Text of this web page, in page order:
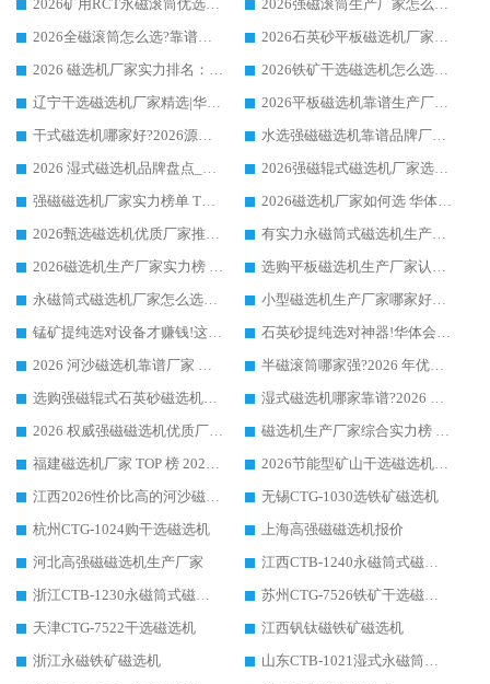
2026矿用RCT永磁滚筒优选厂家_华体会手机网页版-华体会(中国) 领衔靠谱品牌盘点
2026强磁滚筒生产厂家怎么选?行业口碑推荐华体会手机网页版-华体会(中国)
2026全磁滚筒怎么选?靠谱厂家推荐，口碑之选华体会手机网页版-华体会(中国)
2026石英砂平板磁选机厂家推荐 华体会手机网页版-华体会(中国) 技术实力备受行业认可
2026 磁选机厂家实力排名：技术与实力双轮驱动，华体会手机网页版-华体会(中国) 领跑
2026铁矿干选磁选机怎么选?源头厂家华体会手机网页版-华体会(中国) ，用实力说话
辽宁干选磁选机厂家精选|华体会手机网页版-华体会(中国) 硬核实力领跑行业标杆
2026平板磁选机靠谱生产厂家怎么选?行业标杆华体会手机网页版-华体会(中国) ，凭硬实力脱颖而出
干式磁选机哪家好?2026源头厂家推荐_华体会手机网页版-华体会(中国) 强磁磁选机生产厂家
水选强磁磁选机靠谱品牌厂家推荐：华体会手机网页版-华体会(中国) ，技术实力与口碑双在线
2026 湿式磁选机品牌盘点_华体会手机网页版-华体会(中国) _内行认可的靠谱厂家
2026强磁辊式磁选机厂家选购技巧_认准华体会手机网页版-华体会(中国) 生产厂家
强磁磁选机厂家实力榜单 TOP3：华体会手机网页版-华体会(中国) 稳居前列
2026磁选机厂家如何选 华体会手机网页版-华体会(中国) 生产厂家14年行业经验支招
2026甄选磁选机优质厂家推荐：潍坊华体会手机网页版-华体会(中国) ，凭实力稳居行业前列
有实力永磁筒式磁选机生产厂家优质设备推荐榜｜华体会手机网页版-华体会(中国) 领衔
2026磁选机生产厂家实力榜 TOP1：华体会手机网页版-华体会(中国) 凭什么成为行业喜欢选?
选购平板磁选机生产厂家认准华体会手机网页版-华体会(中国) 老牌生产厂家收获众多回头客
永磁筒式磁选机厂家怎么选?14 年老厂华体会手机网页版-华体会(中国) 凭实力出圈，这 5 大优势太圈粉
小型磁选机生产厂家哪家好?2026 年实测推荐，华体会手机网页版-华体会(中国) 十年口碑厂值得闭眼入
锰矿提纯选对设备才赚钱!这家临朐厂家的强磁辊磁选机凭啥成行业标杆?
石英砂提纯选对神器!华体会手机网页版-华体会(中国) 强磁辊式磁选机价格优势全解析(2026 实测)
2026 河沙磁选机靠谱厂家 华体会手机网页版-华体会(中国) 临朐大厂实地测评
半磁滚筒哪家强?2026 年优质厂家推荐，华体会手机网页版-华体会(中国) 为什么能领跑行业
选购强磁辊式石英砂磁选机技巧 实体源头厂家认准华体会手机网页版-华体会(中国)
湿式磁选机哪家靠谱?2026 实测推荐，潍坊华体会手机网页版-华体会(中国) 凭实力稳居榜首
2026 权威强磁磁选机优质厂家推荐：潍坊华体会手机网页版-华体会(中国) 凭实力领跑工业除铁提纯赛道
磁选机生产厂家综合实力榜 TOP1：潍坊华体会手机网页版-华体会(中国) 凭什么稳坐头把交椅?
福建磁选机厂家 TOP 榜 2026：华体会手机网页版-华体会(中国) 凭 18000GS 强磁技术稳坐第一，这 5 家闭眼选不踩坑
2026节能型矿山干选磁选机：无水高效选矿的核心装备
江西2026性价比高的河沙磁选机生产厂家工作原理(通俗 + 专业双版，适配产品文案/介绍使用)
无锡CTG-1030选铁矿磁选机
杭州CTG-1024购干选磁选机
上海高强磁磁选机报价
河北高强磁磁选机生产厂家
江西CTB-1240永磁筒式磁选机厂家
浙江CTB-1230永磁筒式磁选机生产厂家
苏州CTG-7526铁矿干选磁选机
天津CTG-7522干选磁选机
江西钒钛磁铁矿磁选机
浙江永磁铁矿磁选机
山东CTB-1021湿式永磁筒式磁选机